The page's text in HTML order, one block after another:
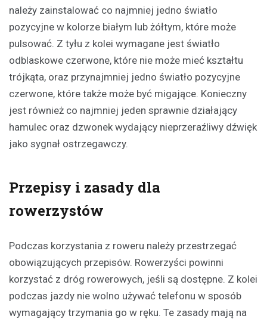
należy zainstalować co najmniej jedno światło
pozycyjne w kolorze białym lub żółtym, które może
pulsować. Z tyłu z kolei wymagane jest światło
odblaskowe czerwone, które nie może mieć kształtu
trójkąta, oraz przynajmniej jedno światło pozycyjne
czerwone, które także może być migające. Konieczny
jest również co najmniej jeden sprawnie działający
hamulec oraz dzwonek wydający nieprzeraźliwy dźwięk
jako sygnał ostrzegawczy.
Przepisy i zasady dla
rowerzystów
Podczas korzystania z roweru należy przestrzegać
obowiązujących przepisów. Rowerzyści powinni
korzystać z dróg rowerowych, jeśli są dostępne. Z kolei
podczas jazdy nie wolno używać telefonu w sposób
wymagający trzymania go w ręku. Te zasady mają na